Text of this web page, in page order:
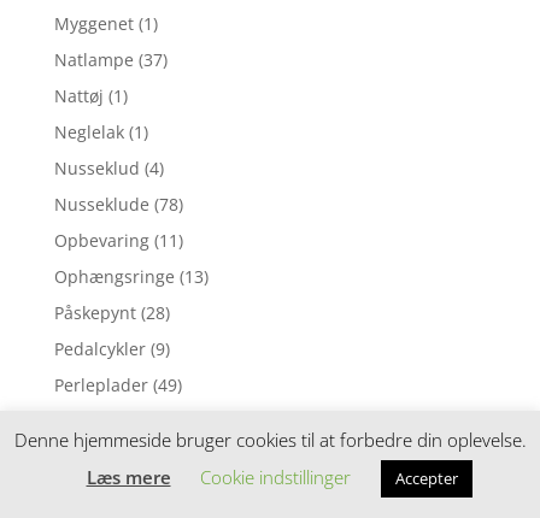
Myggenet (1)
Natlampe (37)
Nattøj (1)
Neglelak (1)
Nusseklud (4)
Nusseklude (78)
Opbevaring (11)
Ophængsringe (13)
Påskepynt (28)
Pedalcykler (9)
Perleplader (49)
Perlesæt
Perletilbehør (4)
Denne hjemmeside bruger cookies til at forbedre din oplevelse.
Læs mere
Cookie indstillinger Accepter